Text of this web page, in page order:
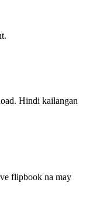
Hindi kailangan
flipbook na may